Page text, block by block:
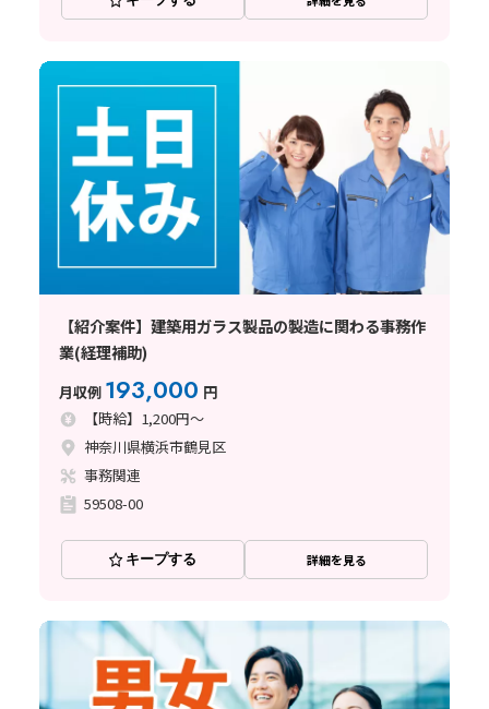
【紹介案件】建築用ガラス製品の製造に関わる事務作
業(経理補助)
月収例 193,000 円
【時給】1,200円～
神奈川県横浜市鶴見区
事務関連
59508-00
キープする 詳細を見る